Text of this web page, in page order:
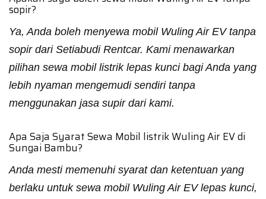
sopir?
Ya, Anda boleh menyewa mobil Wuling Air EV tanpa
sopir dari Setiabudi Rentcar. Kami menawarkan
pilihan sewa mobil listrik lepas kunci bagi Anda yang
lebih nyaman mengemudi sendiri tanpa
menggunakan jasa supir dari kami.
Apa Saja Syarat Sewa Mobil listrik Wuling Air EV di
Sungai Bambu?
Anda mesti memenuhi syarat dan ketentuan yang
berlaku untuk sewa mobil Wuling Air EV lepas kunci,